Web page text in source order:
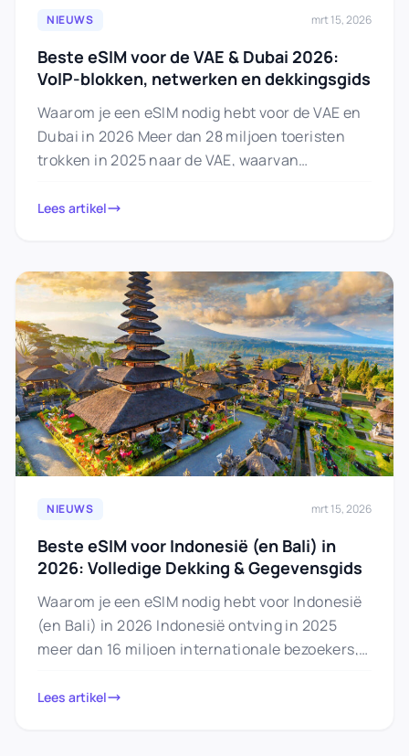
NIEUWS mrt 15, 2026
Beste eSIM voor de VAE & Dubai 2026:
VoIP-blokken, netwerken en dekkingsgids
Waarom je een eSIM nodig hebt voor de VAE en
Dubai in 2026 Meer dan 28 miljoen toeristen
trokken in 2025 naar de VAE, waarvan…
Lees artikel
NIEUWS mrt 15, 2026
Beste eSIM voor Indonesië (en Bali) in
2026: Volledige Dekking & Gegevensgids
Waarom je een eSIM nodig hebt voor Indonesië
(en Bali) in 2026 Indonesië ontving in 2025
meer dan 16 miljoen internationale bezoekers,
Lees artikel